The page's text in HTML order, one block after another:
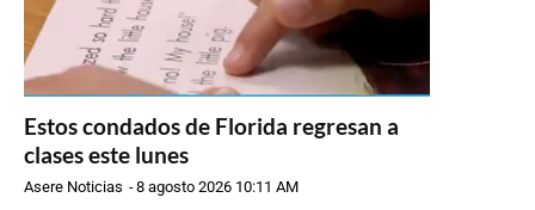
Estos condados de Florida regresan a
clases este lunes
Asere Noticias -8 agosto 2026 10:11 AM